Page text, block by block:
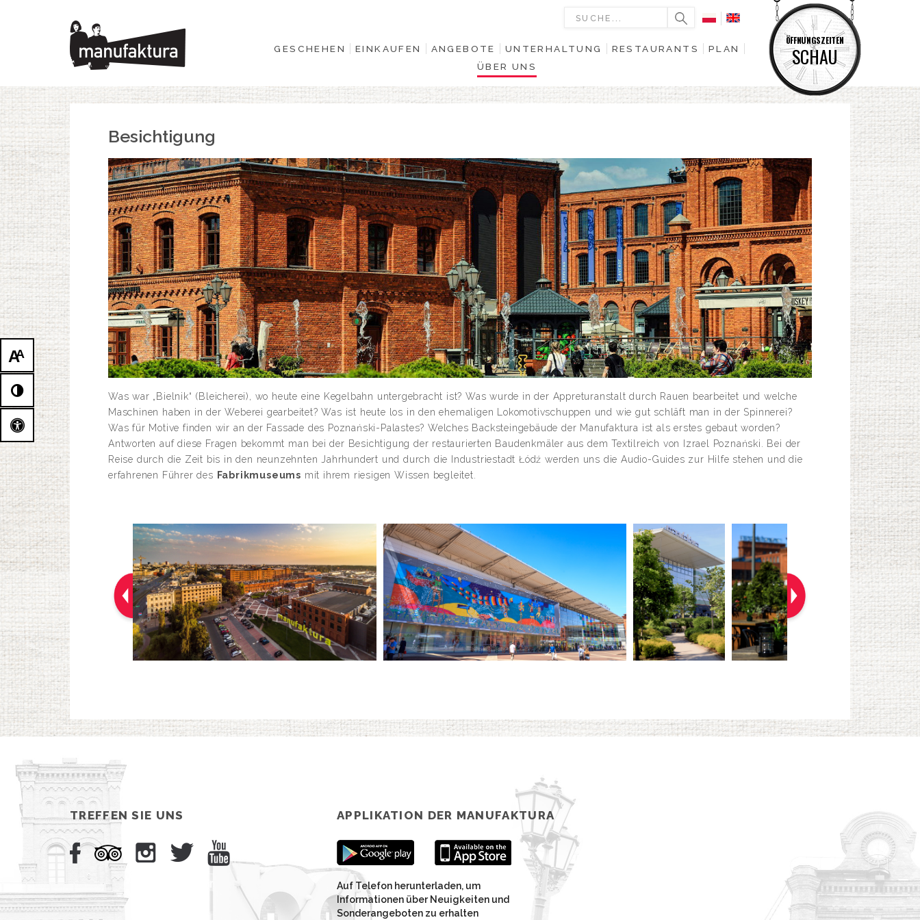
AA
ÖFFNUNGSZEITEN
SCHAU
GESCHEHEN EINKAUFEN ANGEBOTE UNTERHALTUNG RESTAURANTS
PLAN
ÜBER UNS
GESCHEHEN
EINKAUFEN
ANGEBOTE
UNTERHALTUNG
RESTAURANTS
PLAN
ÜBER UNS
Besichtigung
Was war „Bielnik“ (Bleicherei), wo heute eine Kegelbahn untergebracht ist? Was wurde in der Appreturanstalt durch Rauen bearbeitet und welche
Maschinen haben in der Weberei gearbeitet? Was ist heute los in den ehemaligen Lokomotivschuppen und wie gut schläft man in der Spinnerei?
Was für Motive finden wir an der Fassade des Poznański-Palastes? Welches Backsteingebäude der Manufaktura ist als erstes gebaut worden?
Antworten auf diese Fragen bekommt man bei der Besichtigung der restaurierten Baudenkmäler aus dem Textilreich von Izrael Poznański. Bei der
Reise durch die Zeit bis in den neunzehnten Jahrhundert und durch die Industriestadt Łódź werden uns die Audio-Guides zur Hilfe stehen und die
erfahrenen Führer des Fabrikmuseums mit ihrem riesigen Wissen begleitet.
TREFFEN SIE UNS APPLIKATION DER MANUFAKTURA
Auf Telefon herunterladen, um
Informationen über Neuigkeiten und
Sonderangeboten zu erhalten